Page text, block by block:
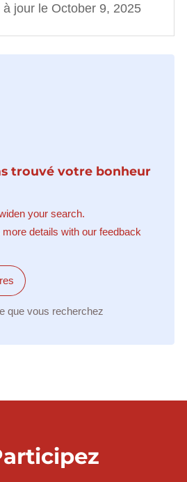
à jour le October 9, 2025
trouvé votre bonheur
your search.
details with our feedback
que vous recherchez